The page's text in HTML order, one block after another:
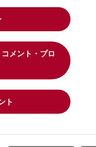
メント・プロ
ト